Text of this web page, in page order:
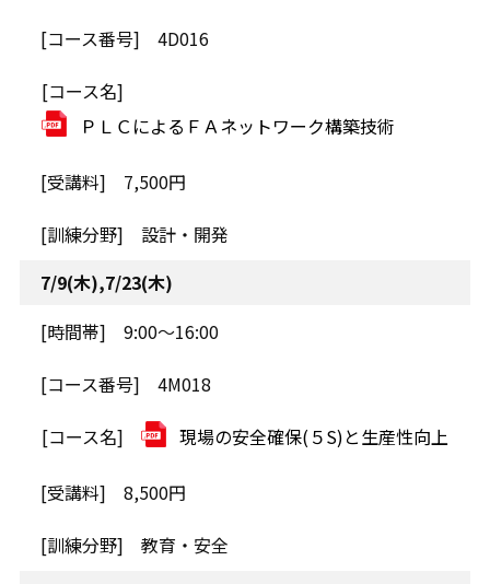
4D016
ＰＬＣによるＦＡネットワーク構築技術
7,500円
設計・開発
7/9(木),7/23(木)
9:00～16:00
4M018
現場の安全確保(５S)と生産性向上
8,500円
教育・安全